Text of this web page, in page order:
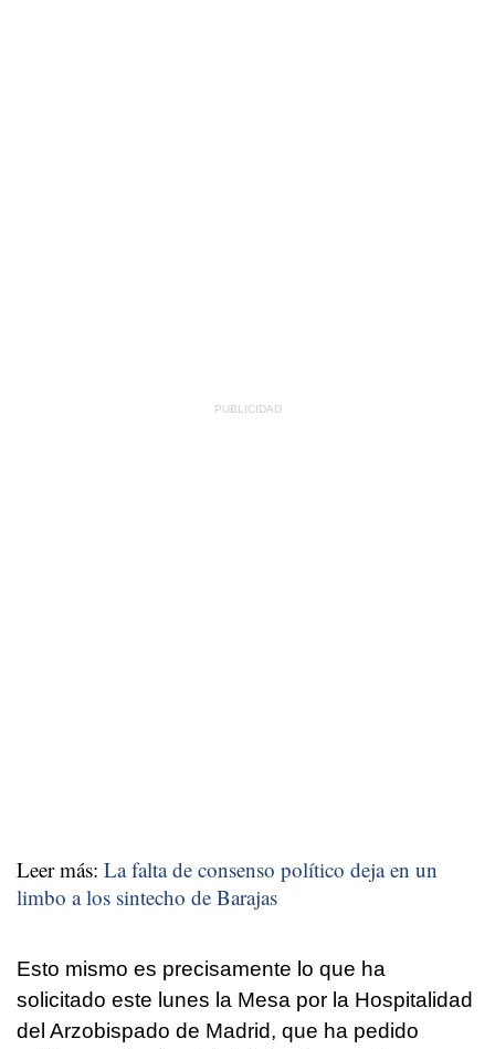
Leer más: La falta de consenso político deja en un
limbo a los sintecho de Barajas
Esto mismo es precisamente lo que ha
solicitado este lunes la Mesa por la Hospitalidad
del Arzobispado de Madrid, que ha pedido